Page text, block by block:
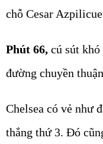
chỗ Cesar
Phút 66, cú sút khó
đường chuyền
Chelsea có vẻ như
thắng thứ 3. Đó